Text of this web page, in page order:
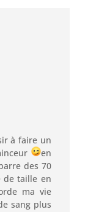
à faire un
en
des 70
de taille en
ma vie
sang plus